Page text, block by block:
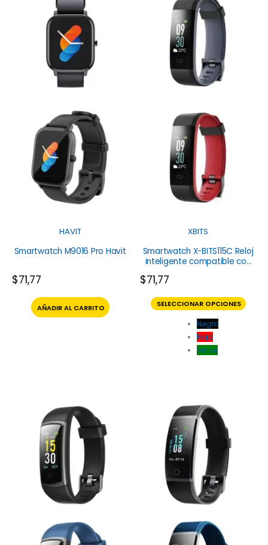
HAVIT
Smartwatch M9016 Pro Havit
$71,77
AÑADIR AL CARRITO
XBITS
Smartwatch X-BITS115C Reloj
inteligente compatible con
$71,77
SELECCIONAR OPCIONES
Negro
Rojo
Verde